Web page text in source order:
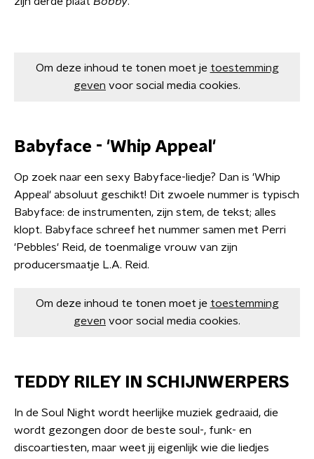
Om deze inhoud te tonen moet je toestemming
geven voor social media cookies.
Babyface - 'Whip Appeal'
Op zoek naar een sexy Babyface-liedje? Dan is 'Whip
Appeal' absoluut geschikt! Dit zwoele nummer is typisch
Babyface: de instrumenten, zijn stem, de tekst; alles
klopt. Babyface schreef het nummer samen met Perri
'Pebbles' Reid, de toenmalige vrouw van zijn
producersmaatje L.A. Reid.
Om deze inhoud te tonen moet je toestemming
geven voor social media cookies.
TEDDY RILEY IN SCHIJNWERPERS
In de Soul Night wordt heerlijke muziek gedraaid, die
wordt gezongen door de beste soul-, funk- en
discoartiesten, maar weet jij eigenlijk wie die liedjes